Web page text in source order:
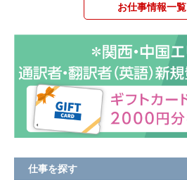
お仕事情報一覧
仕事を探す